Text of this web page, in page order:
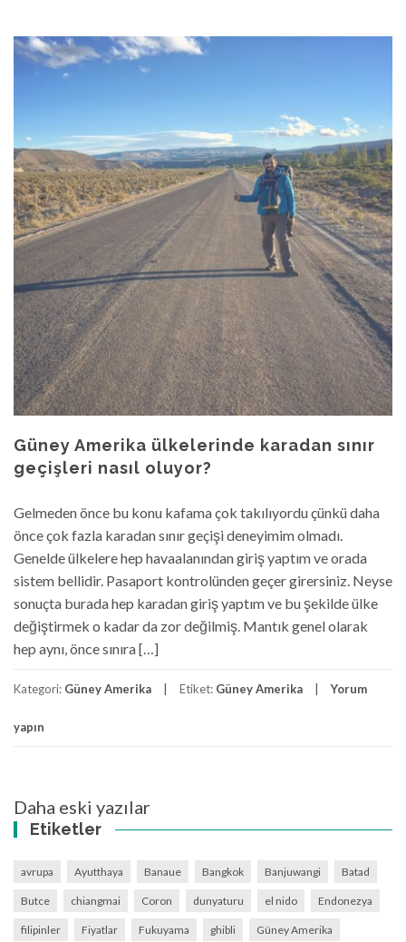
Güney Amerika ülkelerinde karadan sınır
geçişleri nasıl oluyor?
Gelmeden önce bu konu kafama çok takılıyordu çünkü daha
önce çok fazla karadan sınır geçişi deneyimim olmadı.
Genelde ülkelere hep havaalanından giriş yaptım ve orada
sistem bellidir. Pasaport kontrolünden geçer girersiniz. Neyse
sonuçta burada hep karadan giriş yaptım ve bu şekilde ülke
değiştirmek o kadar da zor değilmiş. Mantık genel olarak
hep aynı, önce sınıra […]
Kategori: Güney Amerika Etiket: Güney Amerika Yorum
yapın
Yazı
gezinmesi
Daha eski yazılar
Etiketler
avrupa Ayutthaya Banaue Bangkok Banjuwangi Batad
Butce chiangmai Coron dunyaturu el nido Endonezya
filipinler Fiyatlar Fukuyama ghibli Güney Amerika